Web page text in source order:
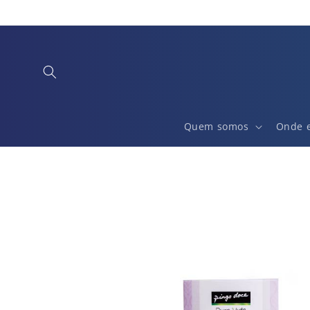
conteúdo
Quem somos Onde